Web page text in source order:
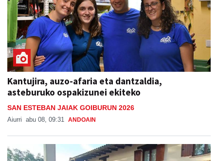
Kantujira, auzo-afaria eta dantzaldia,
asteburuko ospakizunei ekiteko
SAN ESTEBAN JAIAK GOIBURUN 2026
Aiurri abu 08, 09:31 ANDOAIN